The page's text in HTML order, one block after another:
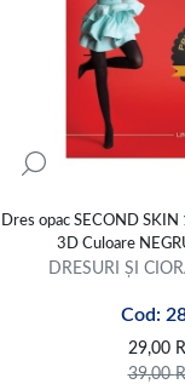
Dres opac SECOND
3D Culoare
DRESURI ȘI
Cod:
29,00
39,00